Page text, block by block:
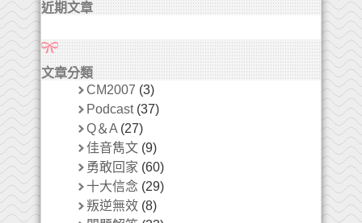
近期文章
文章分類
CM2007 (3)
Podcast(37)
Q＆A (27)
佳音雋文 (9)
勇敢回家 (60)
十大信念 (29)
叛逆無效 (8)